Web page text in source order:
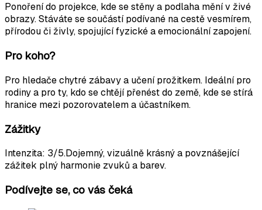
Ponoření do projekce, kde se stěny a podlaha mění v živé
obrazy. Stáváte se součástí podívané na cestě vesmírem,
přírodou či živly, spojující fyzické a emocionální zapojení.
Pro koho?
Pro hledače chytré zábavy a učení prožitkem. Ideální pro
rodiny a pro ty, kdo se chtějí přenést do země, kde se stírá
hranice mezi pozorovatelem a účastníkem.
Zážitky
Intenzita: 3/5.Dojemný, vizuálně krásný a povznášející
zážitek plný harmonie zvuků a barev.
Podívejte se, co vás čeká